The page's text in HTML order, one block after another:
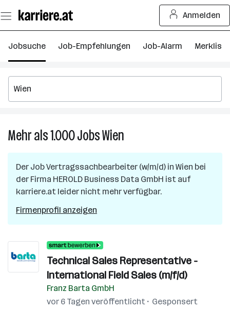
Seiteninhalt
springen
Anmelden
Jobsuche Job-Empfehlungen Job-Alarm Merkliste
Mehr als 1.000JobsWien
Jobs
in
Wien
Der JobVertragssachbearbeiter (w/m/d) in Wien bei
der Firma HEROLD Business Data GmbH ist auf
karriere.at leider nicht mehr verfügbar.
Firmenprofil anzeigen
Technical Sales Representative -
International Field Sales (m/f/d)
Franz Barta GmbH
vor 6 Tagen veröffentlicht
Gesponsert